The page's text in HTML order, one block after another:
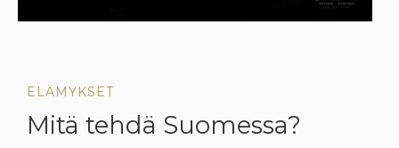
ELÄMYKSET
Mitä tehdä Suomessa?